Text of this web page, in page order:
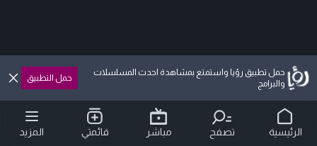
حمل تطبيق رؤيا واستمتع بمشاهدة احدث المسلسلات
والبرامج
حمل التطبيق
الرئيسية تصفح مباشر قائمتي المزيد